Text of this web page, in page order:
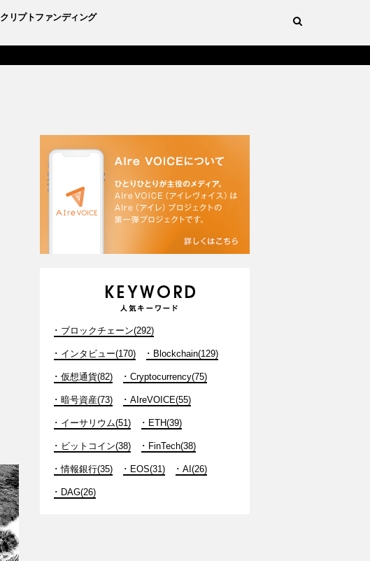
クリプトファンディング
ブロックチェーン(292)
インタビュー(170) Blockchain(129)
仮想通貨(82) Cryptocurrency(75)
暗号資産(73) AIreVOICE(55)
イーサリウム(51) ETH(39)
ビットコイン(38) FinTech(38)
情報銀行(35) EOS(31) AI(26)
DAG(26)